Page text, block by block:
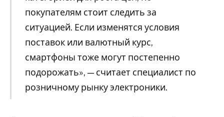
покупателям стоит следить за
ситуацией. Если изменятся условия
поставок или валютный курс,
смартфоны тоже могут постепенно
подорожать», — считает специалист по
розничному рынку электроники.